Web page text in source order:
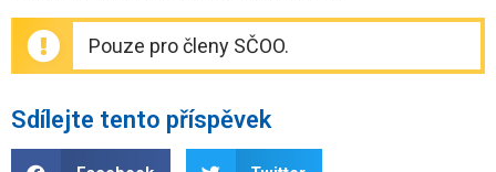
Pouze pro členy SČOO.
Sdílejte tento příspěvek